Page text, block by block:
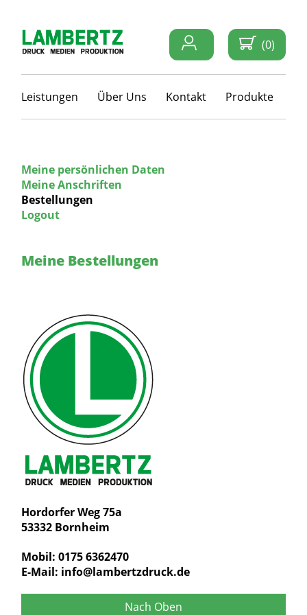
Leistungen Über Uns Kontakt Produkte
(0)
Meine persönlichen Daten
Meine Anschriften
Bestellungen
Logout
Meine Bestellungen
Hordorfer Weg 75a
53332 Bornheim
Mobil: 0175 6362470
E-Mail: info@lambertzdruck.de
Nach Oben